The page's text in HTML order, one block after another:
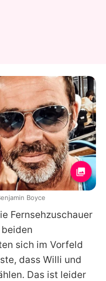
Fernsehzuschauer
sich im Vorfeld
dass Willi und
Das ist leider
Boyce